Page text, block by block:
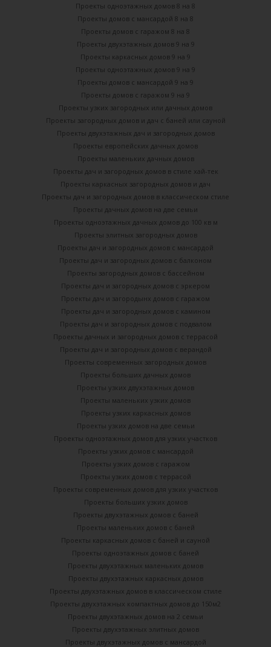
Проекты одноэтажных домов 8 на 8
Проекты домов с мансардой 8 на 8
Проекты домов с гаражом 8 на 8
Проекты двухэтажных домов 9 на 9
Проекты каркасных домов 9 на 9
Проекты одноэтажных домов 9 на 9
Проекты домов с мансардой 9 на 9
Проекты домов с гаражом 9 на 9
Проекты узких загородных или дачных домов
Проекты загородных домов и дач с баней или сауной
Проекты двухэтажных дач и загородных домов
Проекты европейских дачных домов
Проекты маленьких дачных домов
Проекты дач и загородных домов в стиле хай-тек
Проекты каркасных загородных домов и дач
Проекты дач и загородных домов в классическом стиле
Проекты дачных домов на две семьи
Проекты одноэтажных дачных домов до 100 кв м
Проекты элитных загородных домов
Проекты дач и загородных домов с мансардой
Проекты дач и загородных домов с балконом
Проекты загородных домов с бассейном
Проекты дач и загородных домов с эркером
Проекты дач и загородынх домов с гаражом
Проекты дач и загородных домов с камином
Проекты дач и загородных домов с подвалом
Проекты дачных и загородных домов с террасой
Проекты дач и загородных домов с верандой
Проекты современных загородных домов
Проекты больших дачных домов
Проекты узких двухэтажных домов
Проекты маленьких узких домов
Проекты узких каркасных домов
Проекты узких домов на две семьи
Проекты одноэтажных домов для узких участков
Проекты узких домов с мансардой
Проекты узких домов с гаражом
Проекты узких домов с террасой
Проекты современных домов для узких участков
Проекты больших узких домов
Проекты двухэтажных домов с баней
Проекты маленьких домов с баней
Проекты каркасных домов c баней и сауной
Проекты одноэтажных домов с баней
Проекты двухэтажных маленьких домов
Проекты двухэтажных каркасных домов
Проекты двухэтажных домов в классическом стиле
Проекты двухэтажных компактных домов до 150м2
Проекты двухэтажных домов на 2 семьи
Проекты двухэтажных элитных домов
Проекты двухэтажных домов с мансардой